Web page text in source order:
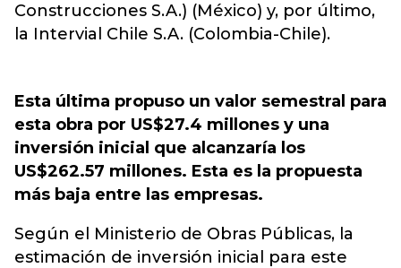
Construcciones S.A.) (México) y, por último,
la Intervial Chile S.A. (Colombia-Chile).
Esta última propuso un valor semestral para
esta obra por US$27.4 millones y una
inversión inicial que alcanzaría los
US$262.57 millones. Esta es la propuesta
más baja entre las empresas.
Según el Ministerio de Obras Públicas, la
estimación de inversión inicial para este